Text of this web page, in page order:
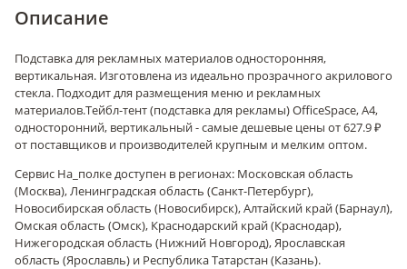
Описание
Подставка для рекламных материалов односторонняя,
вертикальная. Изготовлена из идеально прозрачного акрилового
стекла. Подходит для размещения меню и рекламных
материалов.Тейбл-тент (подставка для рекламы) OfficeSpace, А4,
односторонний, вертикальный - самые дешевые цены от 627.9 ₽
от поставщиков и производителей крупным и мелким оптом.
Сервис На_полке доступен в регионах: Московская область
(Москва), Ленинградская область (Санкт-Петербург),
Новосибирская область (Новосибирск), Алтайский край (Барнаул),
Омская область (Омск), Краснодарский край (Краснодар),
Нижегородская область (Нижний Новгород), Ярославская
область (Ярославль) и Республика Татарстан (Казань).